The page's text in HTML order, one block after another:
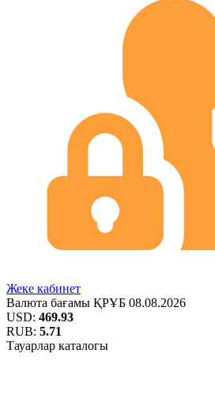
Жеке кабинет
Валюта бағамы ҚРҰБ 08.08.2026
USD: 469.93
RUB: 5.71
Тауарлар каталогы